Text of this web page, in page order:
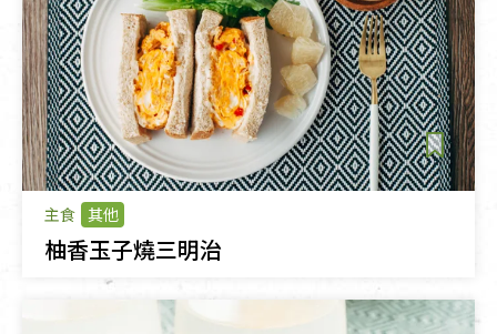
主食 其他
柚香玉子燒三明治